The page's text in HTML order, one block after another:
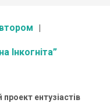
Інкогніта”
проект ентузіастів